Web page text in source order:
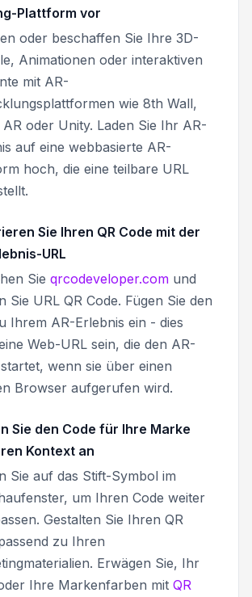
Plattform vor
oder beschaffen Sie Ihre 3D-
Animationen oder interaktiven
mit AR-
wie 8th Wall,
oder Unity. Laden Sie Ihr AR-
auf eine webbasierte AR-
hoch, die eine teilbare URL
Sie Ihren QR Code mit der
URL
Sie qrcodeveloper.com und
Sie URL QR Code. Fügen Sie den
Ihrem AR-Erlebnis ein - dies
Web-URL sein, die den AR-
wenn sie über einen
Browser aufgerufen wird.
Sie den Code für Ihre Marke
Kontext an
Sie auf das Stift-Symbol im
um Ihren Code weiter
Gestalten Sie Ihren QR
zu Ihren
Erwägen Sie, Ihr
Ihre Markenfarben mit QR